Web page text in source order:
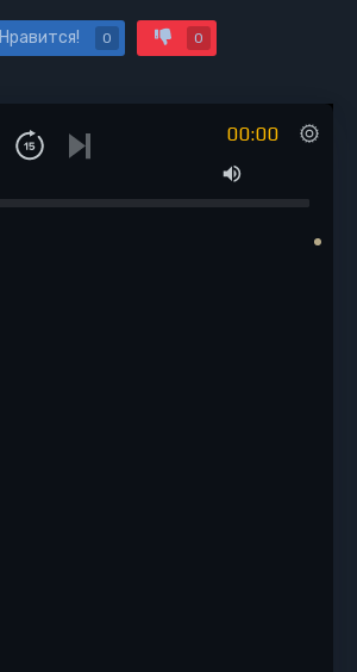
Нравится! 0 0
00:00